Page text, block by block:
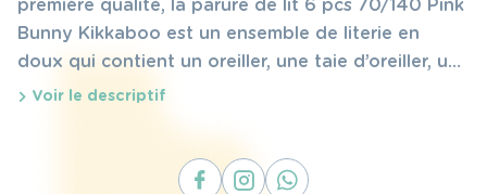
première qualité, la parure de lit 6 pcs 70/140 Pink
Bunny Kikkaboo est un ensemble de literie en
doux qui contient un oreiller, une taie d’oreiller, une
couette, une housse de couette, un drap-housse
Voir le descriptif